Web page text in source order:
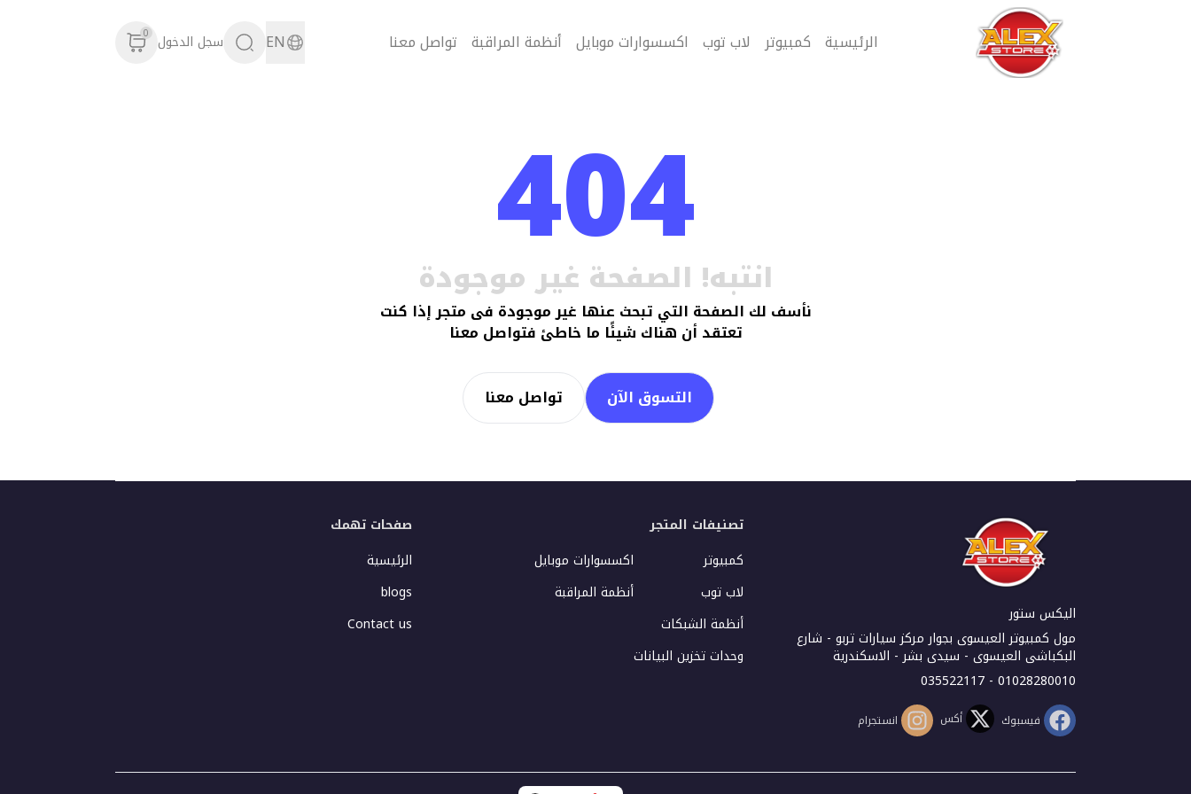
الرئيسية كمبيوتر لاب توب اكسسوارات موبايل أنظمة المراقبة تواصل معنا EN سجل الدخول 0
404
انتبه! الصفحة غير موجودة
نأسف لك الصفحة التي تبحث عنها غير موجودة فى متجرإذا كنت
تعتقد أن هناك شيئًا ما خاطئ فتواصل معنا
التسوق الآن تواصل معنا
اليكس ستور
مول كمبيوتر العيسوى بجوار مركز سيارات تربو - شارع
البكباشى العيسوى - سيدى بشر - الاسكندرية
01028280010 - 035522117
فيسبوك أكس انستجرام
تصنيفات المتجر
كمبيوتر
لاب توب
أنظمة الشبكات
وحدات تخزين البيانات
اكسسوارات موبايل
أنظمة المراقبة
صفحات تهمك
الرئيسية
blogs
Contact us